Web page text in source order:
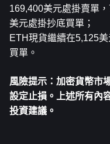
169,400美元處掛賣單
美元處掛抄底買單；
ETH現貨繼續在5,125
買單。
風險提示：加密貨幣市
設定止損。上述所有內
投資建議。